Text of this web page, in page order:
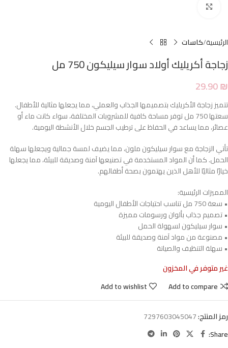
الرئيسية كاسات
زجاجة أكريليك أولاد سوار سيليكون 750 مل
29.90₪
تتميز زجاجة الأكريليك بتصميمها الجذاب والعملي، مما يجعلها مثالية للأطفال.
سعتها 750 مل توفر مساحة كافية للمشروبات المختلفة، سواء كانت ماء أو
عصائر، مما يساعد في الحفاظ على ترطيب الجسم خلال الأنشطة اليومية.
تأتي الزجاجة مع سوار سيليكون ملون، مما يضيف لمسة جمالية ويجعلها سهلة
الحمل. كما أن المواد المستخدمة في تصنيعها آمنة وصديقة للبيئة، مما يجعلها
خيارًا مثاليًا للأهل الذين يهتمون بصحة أطفالهم.
المميزات الرئيسية:
• سعة 750 مل تناسب احتياجات الأطفال اليومية
• تصميم جذاب بألوان ورسومات مميزة
• سوار سيليكون لسهولة الحمل
• مصنوعة من مواد آمنة وصديقة للبيئة
• سهلة التنظيف والصيانة
غير متوفر في المخزون
Add to compare
Add to wishlist
رمز المنتج:7297603045047
Share: